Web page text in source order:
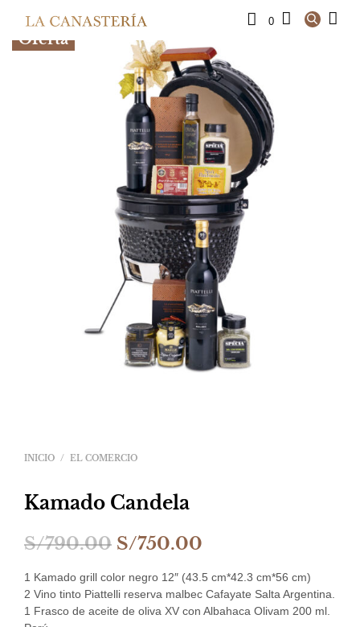
0
Oferta
INICIO / EL COMERCIO
Kamado Candela
S/790.00 El
precio
original
S/750.00
precio
actual
1 Kamado grill color negro 12″ (43.5 cm*42.3 cm*56 cm)
2 Vino tinto Piattelli reserva malbec Cafayate Salta Argentina.
1 Frasco de aceite de oliva XV con Albahaca Olivam 200 ml.